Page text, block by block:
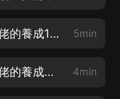
0003-世界一，論魔域大佬的養成1【提前追聽精彩內容可聽完結版】 5min
0004-世界一，論魔域大佬的養成2【更多精彩請聽本書完結版】 4min